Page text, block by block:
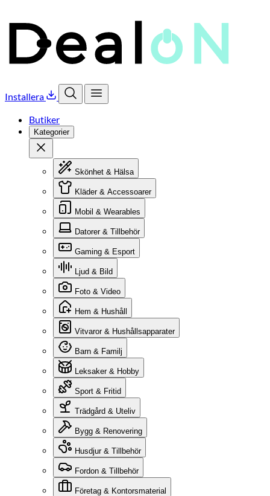
Installera
Öppna sökÖppna meny
Butiker
Kategorier
Stäng
Skönhet & Hälsa
Kläder & Accessoarer
Mobil & Wearables
Datorer & Tillbehör
Gaming & Esport
Ljud & Bild
Foto & Video
Hem & Hushåll
Vitvaror & Hushållsapparater
Barn & Familj
Leksaker & Hobby
Sport & Fritid
Trädgård & Uteliv
Bygg & Renovering
Husdjur & Tillbehör
Fordon & Tillbehör
Företag & Kontorsmaterial